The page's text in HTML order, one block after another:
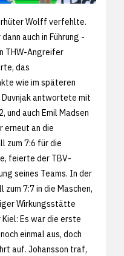
Wolff verfehlte.
auch in Führung -
THW-Angreifer
das
wie im späteren
Duvnjak antwortete mit
und auch Emil Madsen
erneut an die
zum 7:6 für die
feierte der TBV-
seines Teams. In der
7:7 in die Maschen,
Wirkungsstätte
Es war die erste
einmal aus, doch
auf. Johansson traf,